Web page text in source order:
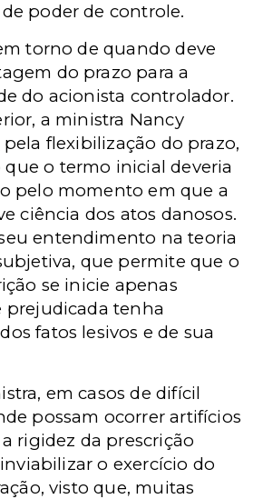
poder de controle.
torno de quando deve
do prazo para a
do acionista controlador.
a ministra Nancy
pela flexibilização do prazo,
o termo inicial deveria
pelo momento em que a
ciência dos atos danosos.
entendimento na teoria
que permite que o
se inicie apenas
prejudicada tenha
fatos lesivos e de sua
em casos de difícil
possam ocorrer artifícios
rigidez da prescrição
o exercício do
visto que, muitas